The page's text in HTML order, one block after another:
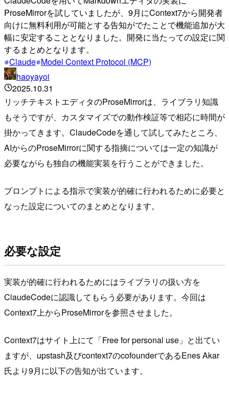
ProseMirrorを試していましたが、9月にContext7から開発者
向けに無料利用が可能とする告知がでたことで機能追加が大
幅に安定することとなりました。開発に当たっての設定に関
するまとめとなります。
Claude Model Context Protocol (MCP)
haoyayoi
2025.10.31
リッチテキストエディタのProseMirrorは、ライブラリ知識
もそうですが、カスタマイズでの動作検証等で相応に時間が
掛かってきます。ClaudeCodeを通して試してみたところ、
AIからのProseMirrorに関する指摘については一定の知識が
必要ながらも独自の機能実装を行うことができました。
プロンプトによる指示で実装が的確に行われるために必要と
なった設定についてのまとめとなります。
必要な設定
実装が的確に行われるためにはライブラリの扱い方を
ClaudeCodeに認識してもらう必要があります。今回は
Context7上からProseMirrorを参照させました。
Context7はサイト上にて「Free for personal use」と出てい
ますが、upstash及びcontext7のcofounderであるEnes Akar
氏より9月に以下の告知が出ています。